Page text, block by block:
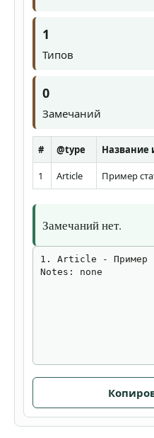
1
Типов
0
Замечаний
# @type Название
1 Article Пример
Замечаний нет.